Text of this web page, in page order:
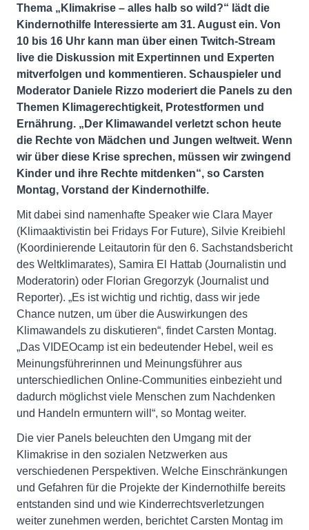
Thema „Klimakrise – alles halb so wild?“ lädt die
Kindernothilfe Interessierte am 31. August ein. Von
10 bis 16 Uhr kann man über einen Twitch-Stream
live die Diskussion mit Expertinnen und Experten
mitverfolgen und kommentieren. Schauspieler und
Moderator Daniele Rizzo moderiert die Panels zu den
Themen Klimagerechtigkeit, Protestformen und
Ernährung. „Der Klimawandel verletzt schon heute
die Rechte von Mädchen und Jungen weltweit. Wenn
wir über diese Krise sprechen, müssen wir zwingend
Kinder und ihre Rechte mitdenken“, so Carsten
Montag, Vorstand der Kindernothilfe.
Mit dabei sind namenhafte Speaker wie Clara Mayer
(Klimaaktivistin bei Fridays For Future), Silvie Kreibiehl
(Koordinierende Leitautorin für den 6. Sachstandsbericht
des Weltklimarates), Samira El Hattab (Journalistin und
Moderatorin) oder Florian Gregorzyk (Journalist und
Reporter). „Es ist wichtig und richtig, dass wir jede
Chance nutzen, um über die Auswirkungen des
Klimawandels zu diskutieren“, findet Carsten Montag.
„Das VIDEOcamp ist ein bedeutender Hebel, weil es
Meinungsführerinnen und Meinungsführer aus
unterschiedlichen Online-Communities einbezieht und
dadurch möglichst viele Menschen zum Nachdenken
und Handeln ermuntern will“, so Montag weiter.
Die vier Panels beleuchten den Umgang mit der
Klimakrise in den sozialen Netzwerken aus
verschiedenen Perspektiven. Welche Einschränkungen
und Gefahren für die Projekte der Kindernothilfe bereits
entstanden sind und wie Kinderrechtsverletzungen
weiter zunehmen werden, berichtet Carsten Montag im